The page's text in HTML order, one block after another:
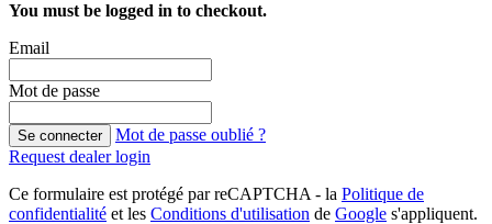
You must be logged in to checkout.
Email
Mot de passe
Se connecter
Mot de passe oublié ?
Request dealer login
Ce formulaire est protégé par reCAPTCHA - la Politique de
confidentialité et les Conditions d'utilisation de Google s'appliquent.